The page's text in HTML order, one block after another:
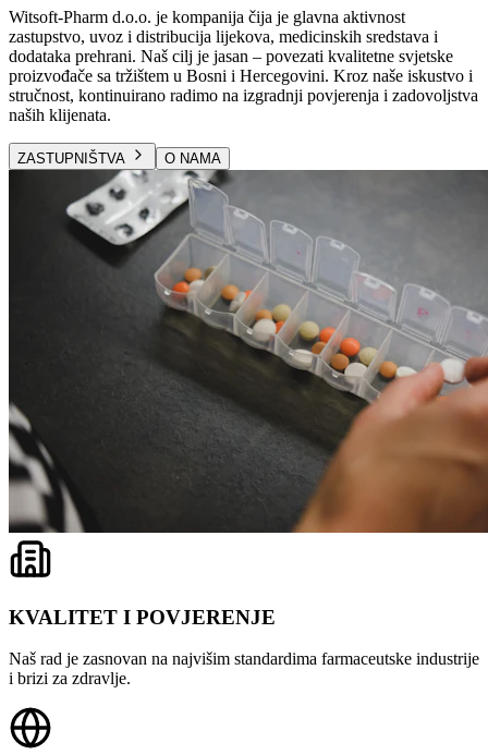
Witsoft-Pharm d.o.o. je kompanija čija je glavna aktivnost
zastupstvo, uvoz i distribucija lijekova, medicinskih sredstava i
dodataka prehrani. Naš cilj je jasan – povezati kvalitetne svjetske
proizvođače sa tržištem u Bosni i Hercegovini. Kroz naše iskustvo i
stručnost, kontinuirano radimo na izgradnji povjerenja i zadovoljstva
naših klijenata.
ZASTUPNIŠTVA O NAMA
KVALITET I POVJERENJE
Naš rad je zasnovan na najvišim standardima farmaceutske industrije
i brizi za zdravlje.